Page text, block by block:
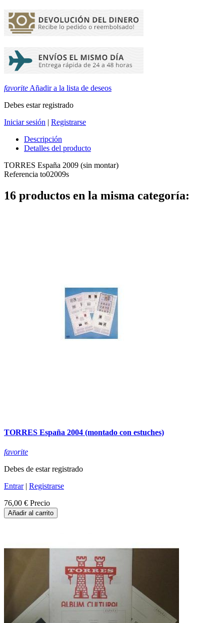
favorite Añadir a la lista de deseos
Debes estar registrado
Iniciar sesión | Registrarse
Descripción
Detalles del producto
TORRES España 2009 (sin montar)
Referencia to02009s
16 productos en la misma categoría:
TORRES España 2004 (montado con estuches)
favorite
Debes de estar registrado
Entrar| Registrarse
76,00 € Precio
Añadir al carrito